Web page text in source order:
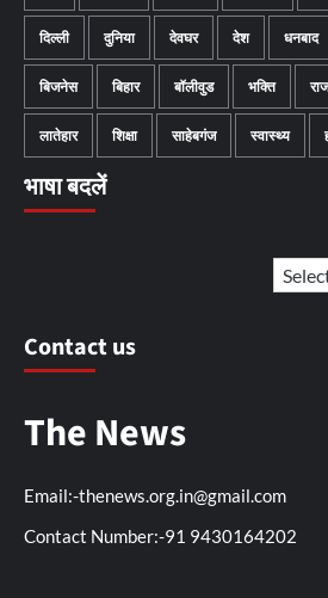
दिल्ली दुनिया देवघर देश धनबाद
बिजनेस बिहार बॉलीवुड भक्ति
लातेहार शिक्षा साहेबगंज स्वास्थ्य
भाषा बदलें
Contact us
The News
Email:-thenews.org.in@gmail.com
Contact Number:-91 9430164202